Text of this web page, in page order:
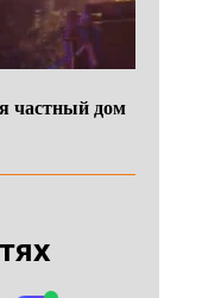
частный дом